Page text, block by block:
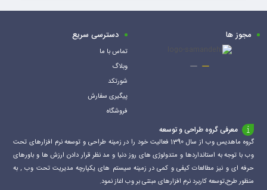
مجوز ها دسترسی سریع
تماس با ما
وبلاگ
شورتکد
پیگیری سفارش
فروشگاه
معرفی گروه طراحی و توسعه
گروه ماهدیس وب از سال 1390 فعالیت خود را در زمینه طراحی و توسعه نرم افزارهای تحت
وب با توجه به استانداردها و متدولوژی های روز دنیا و مد نظر قرار دادن ارزش ها و باورهای
حرفه ای و نیز مطالعات کیفی و کمی در زمینه سیستم های یکپارچه مدیریت تحت وب , به
منظور طرح,توسعه کاربرد نرم افزارهای مبتنی بر وب اغاز نمود.